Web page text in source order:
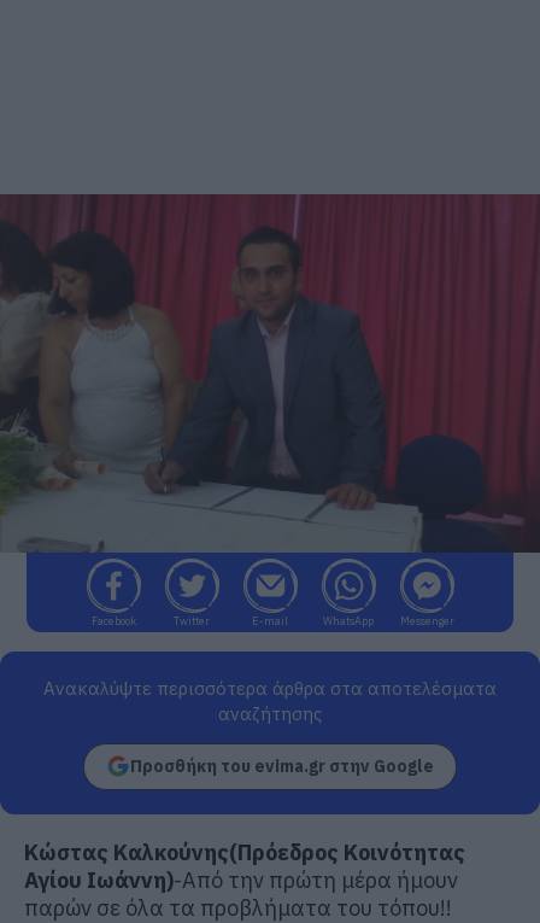
Facebook Twitter E-mail WhatsApp Messenger
Ανακαλύψτε περισσότερα άρθρα στα αποτελέσματα
αναζήτησης
Προσθήκη του evima.gr στην Google
Κώστας Καλκούνης(Πρόεδρος Κοινότητας
Αγίου Ιωάννη)-Από την πρώτη μέρα ήμουν
παρών σε όλα τα προβλήματα του τόπου!!